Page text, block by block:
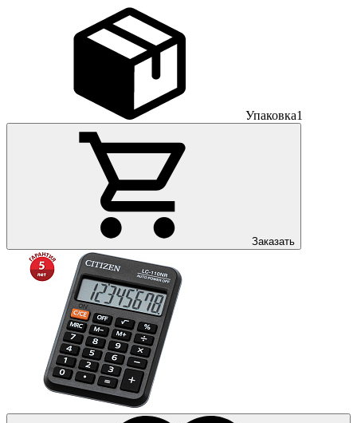
Упаковка1
Заказать